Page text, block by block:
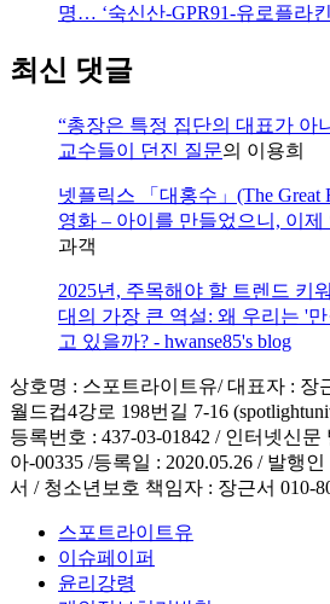
명… ‘숙신산-GPR91-유로플라
최신 댓글
“총장은 특정 집단의 대표가 아
교수들이 던진 질문의 이용희
넷플릭스 「대홍수」(The Great
영화 – 아이를 만들었으니, 이
과객
2025년, 주목해야 할 트렌드 키
대의 가장 큰 역설: 왜 우리는 '
고 있을까? - hwanse85's blog
상호명 : 스포트라이트유/ 대표자 : 장
월드컵4강로 198번길 7-16
등록번호 : 437-03-01842 / 인터넷신
아-00335 /등록일 : 2020.05.26 / 발행
서 / 청소년보호 책임자 : 장근서 010-
스포트라이트유
이슈페이퍼
윤리강령